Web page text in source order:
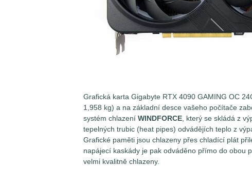
Grafická karta Gigabyte RTX 4090 GAMING OC
1,958 kg) a na základní desce vašeho počítače
systém chlazení WINDFORCE , který se skládá z
tepelných trubic (heat pipes) odvádějích teplo z
Grafické paměti jsou chlazeny přes chladící plát
napájecí kaskády je pak odváděno přímo do obou
velmi kvalitně chlazeny.